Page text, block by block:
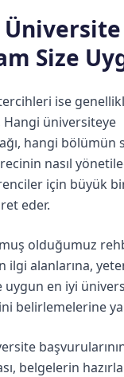
Size
ise
Hangi üniversiteye
hangi bölümün
nasıl
için büyük
eder.
olduğumuz
ilgi alanlarına,
uygun en iyi
belirlemelerine
belgelerin